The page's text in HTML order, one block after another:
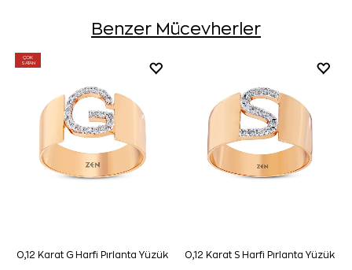
Benzer Mücevherler
ÇOK
SATAN
0,12 Karat G Harfi Pırlanta Yüzük 0,12 Karat S Harfi Pırlanta Yüzük